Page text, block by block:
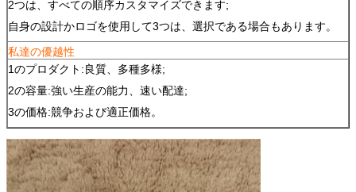
2つは、すべての順序カスタマイズできます;
自身の設計かロゴを使用して3つは、選択である場合もあります。
私達の優越性
1のプロダクト:良質、多種多様;
2の容量:強い生産の能力、速い配達;
3の価格:競争および適正価格。